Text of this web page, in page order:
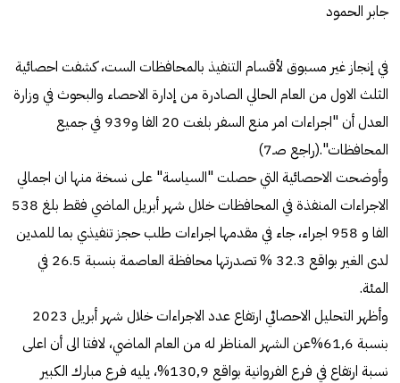
جابر الحمود
في إنجاز غير مسبوق لأقسام التنفيذ بالمحافظات الست، كشفت احصائية
الثلث الاول من العام الحالي الصادرة من إدارة الاحصاء والبحوث في وزارة
العدل أن "اجراءات امر منع السفر بلغت 20 الفا و939 في جميع
المحافظات".(راجع صـ7)
وأوضحت الاحصائية التي حصلت "السياسة" على نسخة منها ان اجمالي
الاجراءات المنفذة في المحافظات خلال شهر أبريل الماضي فقط بلغ 538
الفا و 958 اجراء، جاء في مقدمها اجراءات طلب حجز تنفيذي بما للمدين
لدى الغير بواقع 32.3 % تصدرتها محافظة العاصمة بنسبة 26.5 في
المئة.
وأظهر التحليل الاحصائي ارتفاع عدد الاجراءات خلال شهر أبريل 2023
بنسبة 61٫6%عن الشهر المناظر له من العام الماضي، لافتا الى أن اعلى
نسبة ارتفاع في فرع الفروانية بواقع 130٫9%، يليه فرع مبارك الكبير